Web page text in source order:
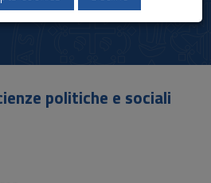
politiche e sociali